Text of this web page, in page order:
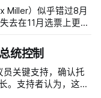
Miller）似乎错过8月
去在11月选票上更换
委员会同时调查他是
统控制
关键支持，确认托
。支持者认为，这位